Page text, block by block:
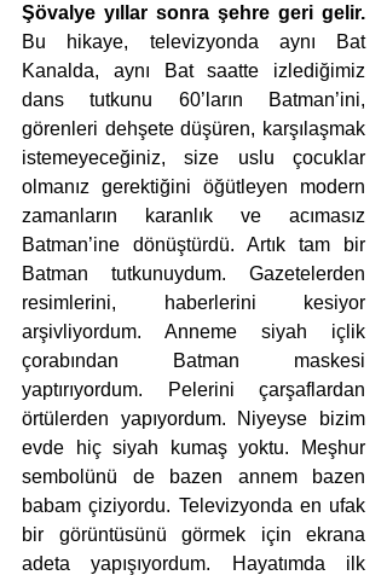
Şövalye yıllar sonra şehre geri gelir.
Bu hikaye, televizyonda aynı Bat
Kanalda, aynı Bat saatte izlediğimiz
dans tutkunu 60’ların Batman’ini,
görenleri dehşete düşüren, karşılaşmak
istemeyeceğiniz, size uslu çocuklar
olmanız gerektiğini öğütleyen modern
zamanların karanlık ve acımasız
Batman’ine dönüştürdü. Artık tam bir
Batman tutkunuydum. Gazetelerden
resimlerini, haberlerini kesiyor
arşivliyordum. Anneme siyah içlik
çorabından Batman maskesi
yaptırıyordum. Pelerini çarşaflardan
örtülerden yapıyordum. Niyeyse bizim
evde hiç siyah kumaş yoktu. Meşhur
sembolünü de bazen annem bazen
babam çiziyordu. Televizyonda en ufak
bir görüntüsünü görmek için ekrana
adeta yapışıyordum. Hayatımda ilk